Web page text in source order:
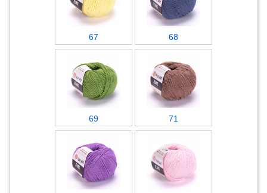
67 68
69 71